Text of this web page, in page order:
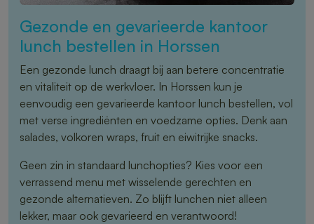
Gezonde en gevarieerde kantoor
lunch bestellen in Horssen
Een gezonde lunch draagt bij aan betere concentratie
en vitaliteit op de werkvloer. In Horssen kun je
eenvoudig een gevarieerde kantoor lunch bestellen, vol
met verse ingrediënten en voedzame opties. Denk aan
salades, volkoren wraps, fruit en eiwitrijke snacks.
Geen zin in standaard lunchopties? Kies voor een
verrassend menu met wisselende gerechten en
gezonde alternatieven. Zo blijft lunchen niet alleen
lekker, maar ook gevarieerd en verantwoord!